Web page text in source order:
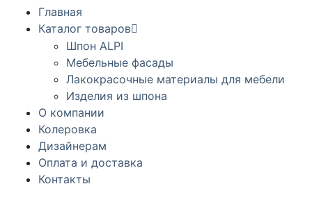
Главная
Каталог товаров
Шпон ALPI
Мебельные фасады
Лакокрасочные материалы для мебели
Изделия из шпона
О компании
Колеровка
Дизайнерам
Оплата и доставка
Контакты